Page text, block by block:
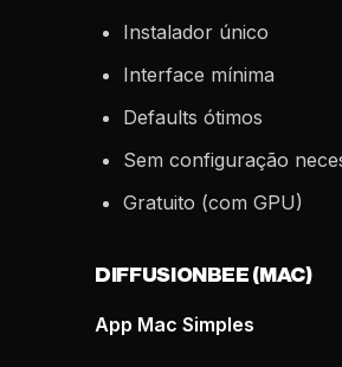
Instalador único
Interface mínima
Defaults ótimos
Sem configuração
Gratuito (com GPU)
DIFFUSIONBEE (MAC)
App Mac Simples